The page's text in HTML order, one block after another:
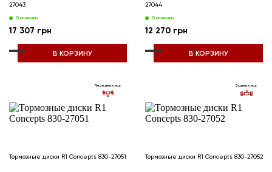
27043
В наличии
17 307 грн
В КОРЗИНУ
27044
В наличии
12 270 грн
В КОРЗИНУ
Передняя ось
Тормозные диски R1 Concepts 830-27051
Задняя ось
Тормозные диски R1 Concepts 830-27052